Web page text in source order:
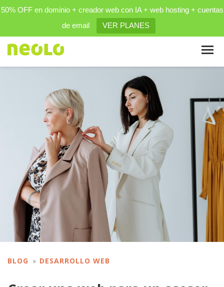
50% OFF en dominio + creador web con IA + web hosting + cuentas
de email
VER PLANES
BLOG DESARROLLO WEB